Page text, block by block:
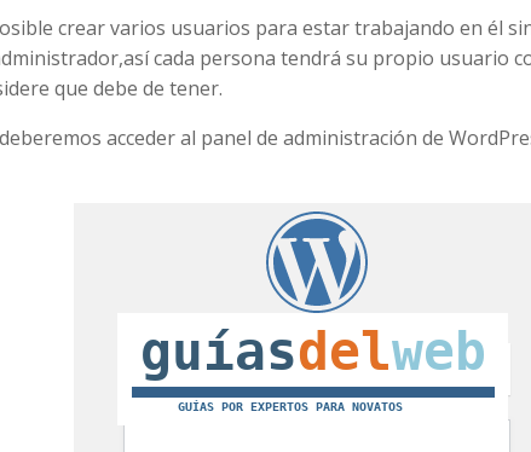
crear varios usuarios para estar trabajando en él
cada persona tendrá su propio usuario
que debe de tener.
acceder al panel de administración de